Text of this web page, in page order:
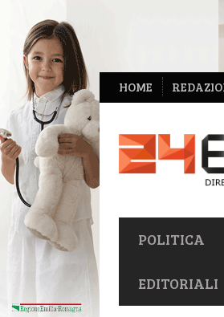
HOME
PRIMARIA
POLITICA
EDITORIALI